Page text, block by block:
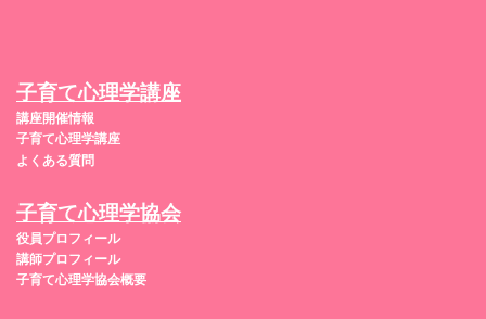
子育て心理学講座
講座開催情報
子育て心理学講座
よくある質問
子育て心理学協会
役員プロフィール
講師プロフィール
子育て心理学協会概要